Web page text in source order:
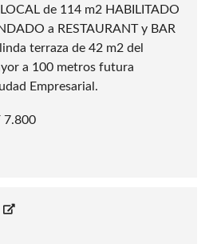
de 114 m2 HABILITADO
a RESTAURANT y BAR
terraza de 42 m2 del
a 100 metros futura
Empresarial.
7.800